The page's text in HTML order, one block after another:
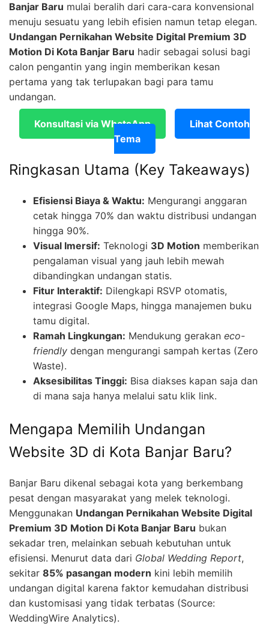
Banjar Baru mulai beralih dari cara-cara konvensional
menuju sesuatu yang lebih efisien namun tetap elegan.
Undangan Pernikahan Website Digital Premium 3D
Motion Di Kota Banjar Baru hadir sebagai solusi bagi
calon pengantin yang ingin memberikan kesan
pertama yang tak terlupakan bagi para tamu
undangan.
Konsultasi via WhatsApp
Lihat Contoh
Tema
Ringkasan Utama (Key Takeaways)
Efisiensi Biaya & Waktu: Mengurangi anggaran
cetak hingga 70% dan waktu distribusi undangan
hingga 90%.
Visual Imersif: Teknologi 3D Motion memberikan
pengalaman visual yang jauh lebih mewah
dibandingkan undangan statis.
Fitur Interaktif: Dilengkapi RSVP otomatis,
integrasi Google Maps, hingga manajemen buku
tamu digital.
Ramah Lingkungan: Mendukung gerakan eco-
friendly dengan mengurangi sampah kertas (Zero
Waste).
Aksesibilitas Tinggi: Bisa diakses kapan saja dan
di mana saja hanya melalui satu klik link.
Mengapa Memilih Undangan
Website 3D di Kota Banjar Baru?
Banjar Baru dikenal sebagai kota yang berkembang
pesat dengan masyarakat yang melek teknologi.
Menggunakan Undangan Pernikahan Website Digital
Premium 3D Motion Di Kota Banjar Baru bukan
sekadar tren, melainkan sebuah kebutuhan untuk
efisiensi. Menurut data dari Global Wedding Report,
sekitar 85% pasangan modern kini lebih memilih
undangan digital karena faktor kemudahan distribusi
dan kustomisasi yang tidak terbatas (Source:
WeddingWire Analytics).